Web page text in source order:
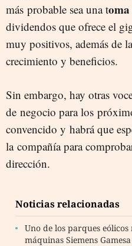
más probable sea una toma
dividendos que ofrece el
muy positivos, además de
crecimiento y beneficios.
Sin embargo, hay otras
de negocio para los
convencido y habrá que
la compañía para
dirección.
Noticias relacionadas
Uno de los parques
máquinas Siemens Gamesa